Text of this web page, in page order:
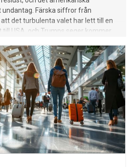
Färska siffror från
det turbulenta valet har lett till en
USA, och Trumps seger kommer
dröja.